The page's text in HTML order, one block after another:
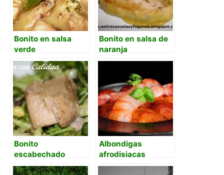
Bonito en salsa
verde
Bonito en salsa de
naranja
Bonito
escabechado
Albondigas
afrodisiacas